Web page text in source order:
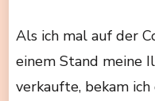
Als ich mal auf der
einem Stand meine
verkaufte, bekam